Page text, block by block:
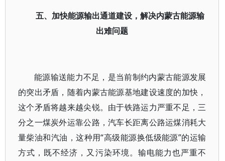
五、加快能源输出通道建设，解决内蒙古能源输
出难问题
能源输送能力不足，是当前制约内蒙古能源发展
的突出矛盾，随着内蒙古能源基地建设速度的加快，
这个矛盾将越来越尖锐。由于铁路运力严重不足，三
分之一煤炭外运靠公路，汽车长距离公路运煤消耗大
量柴油和汽油，这种用“高级能源换低级能源”的运输
方式，既不经济，又污染环境。输电能力也严重不